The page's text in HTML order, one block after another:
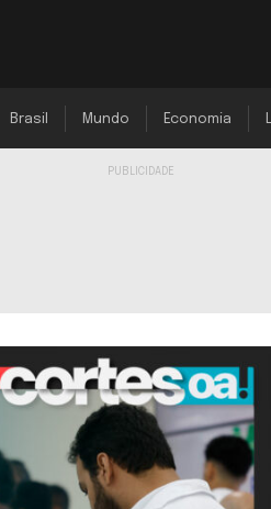
Brasil Mundo Economia